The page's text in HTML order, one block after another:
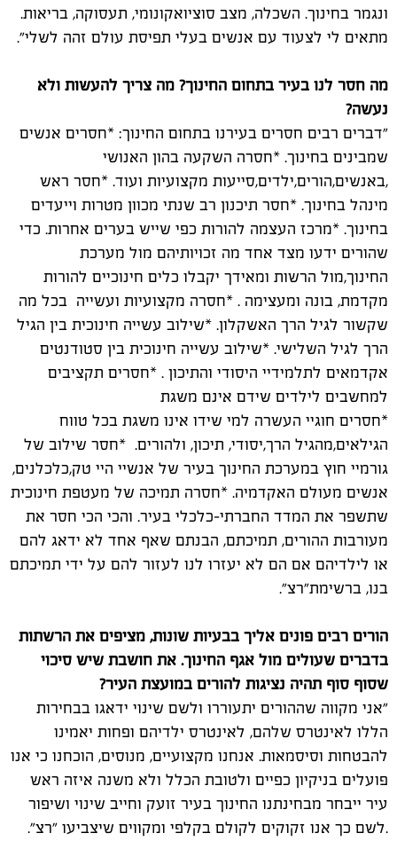
ונגמר בחינוך. השכלה, מצב סוציואקונומי, תעסוקה, בריאות.
מתאים לי לצעוד עם אנשים בעלי תפיסת עולם זהה לשלי".
מה חסר לנו בעיר בתחום החינוך? מה צריך להעשות ולא
נעשה?
"דברים רבים חסרים בעירנו בתחום החינוך: *חסרים אנשים
שמבינים בחינוך. *חסרה השקעה בהון האנושי
,באנשים,הורים,ילדים,סייעות מקצועיות ועוד. *חסר ראש
מינהל בחינוך. *חסר תיכנון רב שנתי מכוון מטרות וייעדים
בחינוך. *מרכז העצמה להורות כפי שייש בערים אחרות. כדי
שהורים ידעו מצד אחד מה זכויותיהם מול מערכת
החינוך,מול הרשות ומאידך יקבלו כלים חינוכיים להורות
מקדמת, בונה ומעצימה . *חסרה מקצועיות ועשייה בכל מה
שקשור לגיל הרך האשקלון. *שילוב עשייה חינוכית בין הגיל
הרך לגיל השלישי. *שילוב עשייה חינוכית בין סטודנטים
אקדמאים לתלמידיי היסודי והתיכון . *חסרים תקציבים
למחשבים לילדים שידם אינם משגת
*חסרים חוגיי העשרה למי שידו אינו משגת בכל טווח
הגילאים,מהגיל הרך,יסודי, תיכון, ולהורים. *חסר שילוב של
גורמיי חוץ במערכת החינוך בעיר של אנשיי היי טק,כלכלנים,
אנשים מעולם האקדמיה. *חסרה תמיכה של מעטפת חינוכית
שתשפר את המדד החברתי-כלכלי בעיר. והכי הכי חסר את
מעורבות ההורים, תמיכתם, הבנתם שאף אחד לא ידאג להם
או לילדיהם אם הם לא יעזרו לנו לעזור להם על ידי תמיכתם
בנו, ברשימת"רצ".
הורים רבים פונים אליך בבעיות שונות, מציפים את הרשתות
בדברים שעולים מול אגף החינוך. את חושבת שיש סיכוי
שסוף סוף תהיה נציגות להורים במועצת העיר?
"אני מקווה שההורים יתעוררו ולשם שינוי ידאגו בבחירות
הללו לאינטרס שלהם, לאינטרס ילדיהם ופחות יאמינו
להבטחות וסיסמאות. אנחנו מקצועיים, מנוסים, הוכחנו כי אנו
פועלים בניקיון כפיים ולטובת הכלל ולא משנה איזה ראש
עיר ייבחר מבחינתנו החינוך בעיר זועק וחייב שינוי ושיפור
.לשם כך אנו זקוקים לקולם בקלפי ומקווים שיצביעו "רצ".